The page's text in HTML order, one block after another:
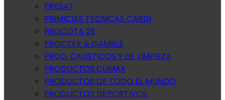
PRESAT
PRIMICIAS TECNICAS CARDI
PROCOTA 29
PROCTER & GAMBLE
PROD. CAUSTICOS Y DE LIMPIEZA
PRODUCTOS CLIMAX
PRODUCTOS DE TODO EL MUNDO
PRODUCTOS DEPORTIVOS